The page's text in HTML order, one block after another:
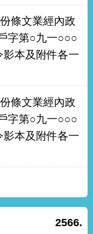
條文業經內政
字第○九一○○○
本及附件各一
條文業經內政
字第○九一○○○
本及附件各一
2566.